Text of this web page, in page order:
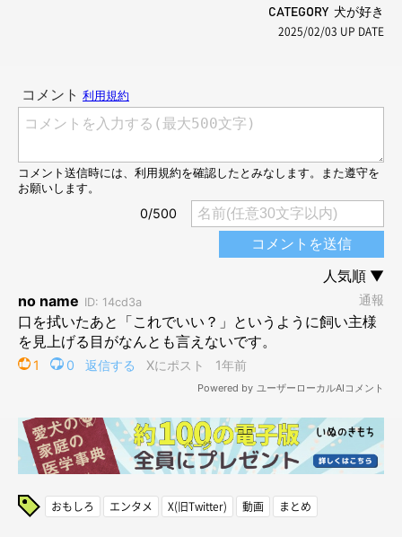
CATEGORY 犬が好き
2025/02/03 UP DATE
おもしろ エンタメ X(旧Twitter) 動画 まとめ